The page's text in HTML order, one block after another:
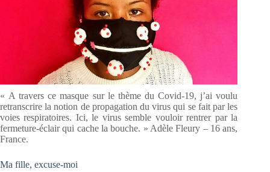
« A travers ce masque sur le thème du Covid-19, j’ai voulu
retranscrire la notion de propagation du virus qui se fait par les
voies respiratoires. Ici, le virus semble vouloir rentrer par la
fermeture-éclair qui cache la bouche. » Adèle Fleury – 16 ans,
France.
Ma fille, excuse-moi